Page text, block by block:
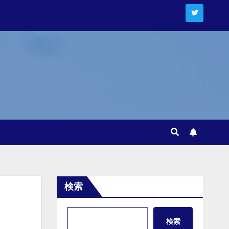
検索
検索